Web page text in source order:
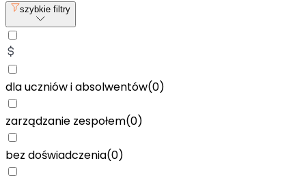
szybkie filtry
dla uczniów i absolwentów(0)
zarządzanie zespołem(0)
bez doświadczenia(0)